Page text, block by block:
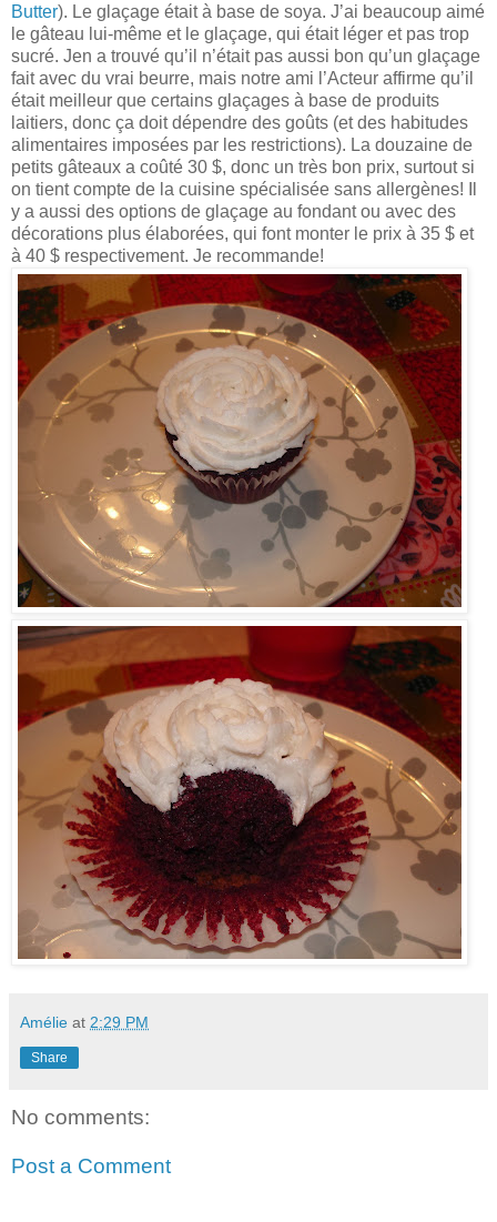
Butter). Le glaçage était à base de soya. J’ai beaucoup aimé
le gâteau lui-même et le glaçage, qui était léger et pas trop
sucré. Jen a trouvé qu’il n’était pas aussi bon qu’un glaçage
fait avec du vrai beurre, mais notre ami l’Acteur affirme qu’il
était meilleur que certains glaçages à base de produits
laitiers, donc ça doit dépendre des goûts (et des habitudes
alimentaires imposées par les restrictions). La douzaine de
petits gâteaux a coûté 30 $, donc un très bon prix, surtout si
on tient compte de la cuisine spécialisée sans allergènes! Il
y a aussi des options de glaçage au fondant ou avec des
décorations plus élaborées, qui font monter le prix à 35 $ et
à 40 $ respectivement. Je recommande!
Amélie at 2:29 PM
Share
No comments:
Post a Comment